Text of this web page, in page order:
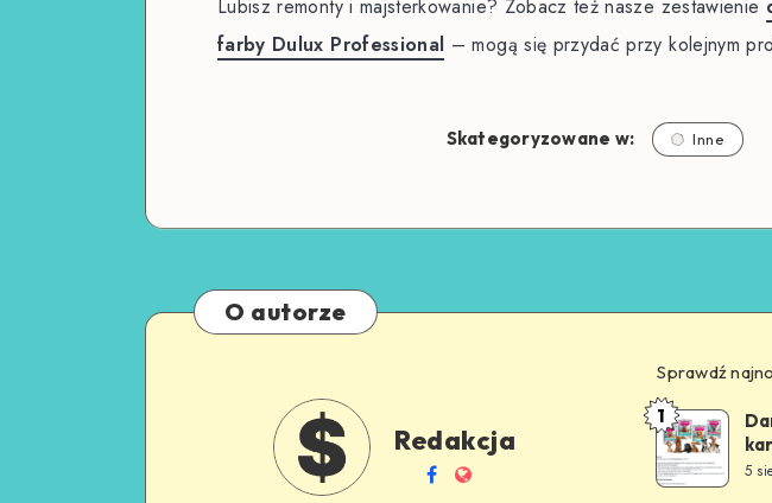
Lubisz remonty i majsterkowanie? Zobacz też nasze zestawienie
farby Dulux Professional – mogą się przydać przy kolejnym
Skategoryzowane w: Inne
O autorze
Redakcja
Sprawdź
1
5